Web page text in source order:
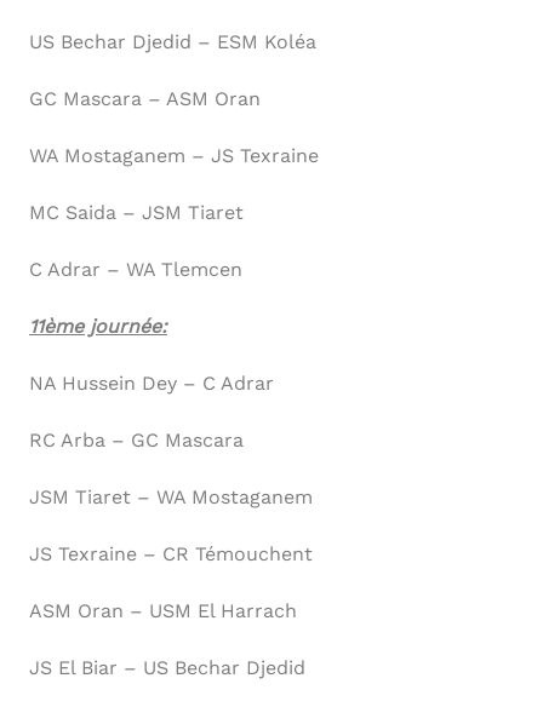
US Bechar Djedid – ESM Koléa
GC Mascara – ASM Oran
WA Mostaganem – JS Texraine
MC Saida – JSM Tiaret
C Adrar – WA Tlemcen
11ème journée:
NA Hussein Dey – C Adrar
RC Arba – GC Mascara
JSM Tiaret – WA Mostaganem
JS Texraine – CR Témouchent
ASM Oran – USM El Harrach
JS El Biar – US Bechar Djedid